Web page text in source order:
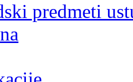
predmeti